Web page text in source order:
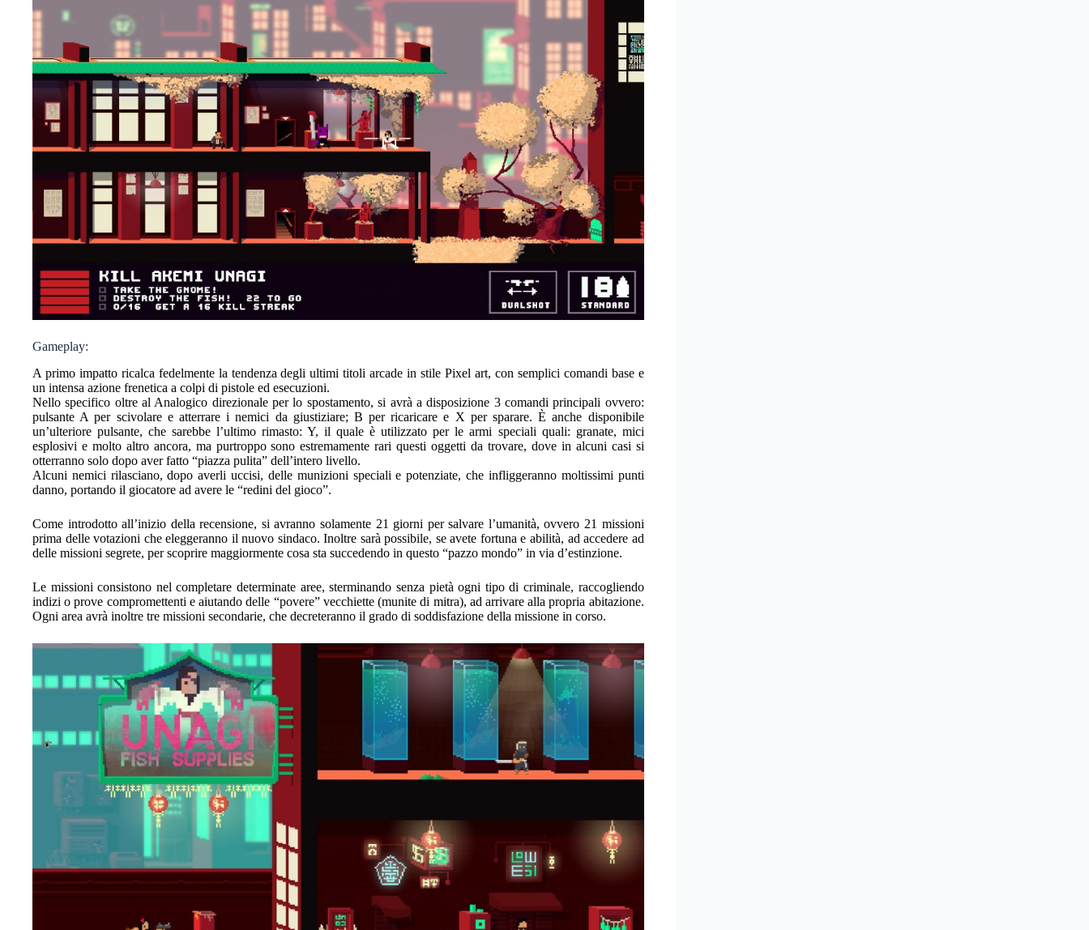
Gameplay:
A primo impatto ricalca fedelmente la tendenza degli ultimi titoli arcade in stile Pixel art, con semplici comandi base e
un intensa azione frenetica a colpi di pistole ed esecuzioni.
Nello specifico oltre al Analogico direzionale per lo spostamento, si avrà a disposizione 3 comandi principali ovvero:
pulsante A per scivolare e atterrare i nemici da giustiziare; B per ricaricare e X per sparare. È anche disponibile
un’ulteriore pulsante, che sarebbe l’ultimo rimasto: Y, il quale è utilizzato per le armi speciali quali: granate, mici
esplosivi e molto altro ancora, ma purtroppo sono estremamente rari questi oggetti da trovare, dove in alcuni casi si
otterranno solo dopo aver fatto “piazza pulita” dell’intero livello.
Alcuni nemici rilasciano, dopo averli uccisi, delle munizioni speciali e potenziate, che infliggeranno moltissimi punti
danno, portando il giocatore ad avere le “redini del gioco”.
Come introdotto all’inizio della recensione, si avranno solamente 21 giorni per salvare l’umanità, ovvero 21 missioni
prima delle votazioni che eleggeranno il nuovo sindaco. Inoltre sarà possibile, se avete fortuna e abilità, ad accedere ad
delle missioni segrete, per scoprire maggiormente cosa sta succedendo in questo “pazzo mondo” in via d’estinzione.
Le missioni consistono nel completare determinate aree, sterminando senza pietà ogni tipo di criminale, raccogliendo
indizi o prove compromettenti e aiutando delle “povere” vecchiette (munite di mitra), ad arrivare alla propria abitazione.
Ogni area avrà inoltre tre missioni secondarie, che decreteranno il grado di soddisfazione della missione in corso.